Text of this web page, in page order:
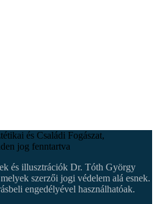
és Családi Fogászat,
jog fenntartva
és illusztrációk Dr. Tóth György
szerzői jogi védelem alá esnek.
engedélyével használhatóak.